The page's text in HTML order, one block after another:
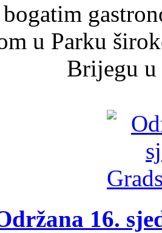
u Parku
Brijegu u
16.